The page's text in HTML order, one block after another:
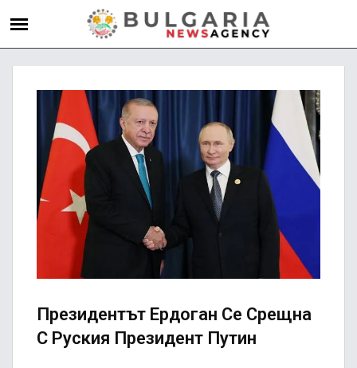
Президентът Ердоган Се Срещна
С Руския Президент Путин